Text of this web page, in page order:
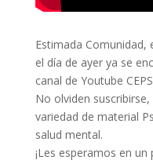
Estimada Comunidad,
el día de ayer ya se
canal de Youtube
No olviden
variedad de material
salud mental.
¡Les esperamos en